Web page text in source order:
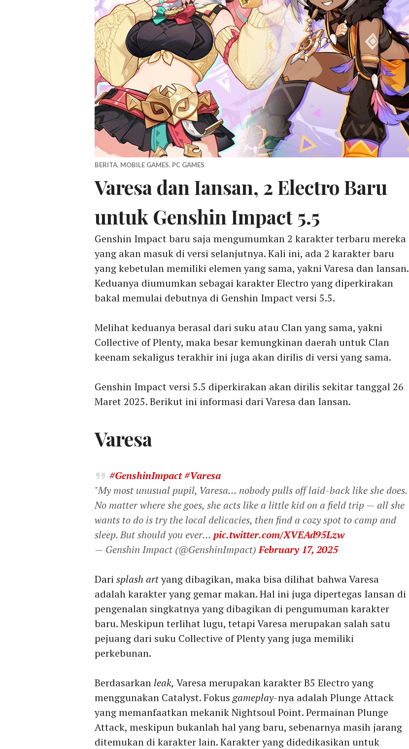
BERITA, MOBILE GAMES, PC GAMES
Varesa dan Iansan, 2 Electro Baru
untuk Genshin Impact 5.5
Genshin Impact baru saja mengumumkan 2 karakter terbaru mereka
yang akan masuk di versi selanjutnya. Kali ini, ada 2 karakter baru
yang kebetulan memiliki elemen yang sama, yakni Varesa dan Iansan.
Keduanya diumumkan sebagai karakter Electro yang diperkirakan
bakal memulai debutnya di Genshin Impact versi 5.5.
Melihat keduanya berasal dari suku atau Clan yang sama, yakni
Collective of Plenty, maka besar kemungkinan daerah untuk Clan
keenam sekaligus terakhir ini juga akan dirilis di versi yang sama.
Genshin Impact versi 5.5 diperkirakan akan dirilis sekitar tanggal 26
Maret 2025. Berikut ini informasi dari Varesa dan Iansan.
Varesa
#GenshinImpact#Varesa
"My most unusual pupil, Varesa… nobody pulls off laid-back like she does.
No matter where she goes, she acts like a little kid on a field trip — all she
wants to do is try the local delicacies, then find a cozy spot to camp and
sleep. But should you ever… pic.twitter.com/XVEAd95Lzw
— Genshin Impact (@GenshinImpact)February 17, 2025
Dari splash artyang dibagikan, maka bisa dilihat bahwa Varesa
adalah karakter yang gemar makan. Hal ini juga dipertegas Iansan di
pengenalan singkatnya yang dibagikan di pengumuman karakter
baru. Meskipun terlihat lugu, tetapi Varesa merupakan salah satu
pejuang dari suku Collective of Plenty yang juga memiliki
perkebunan.
Berdasarkan leak, Varesa merupakan karakter B5 Electro yang
menggunakan Catalyst. Fokus gameplay-nya adalah Plunge Attack
yang memanfaatkan mekanik Nightsoul Point. Permainan Plunge
Attack, meskipun bukanlah hal yang baru, sebenarnya masih jarang
ditemukan di karakter lain. Karakter yang didedikasikan untuk